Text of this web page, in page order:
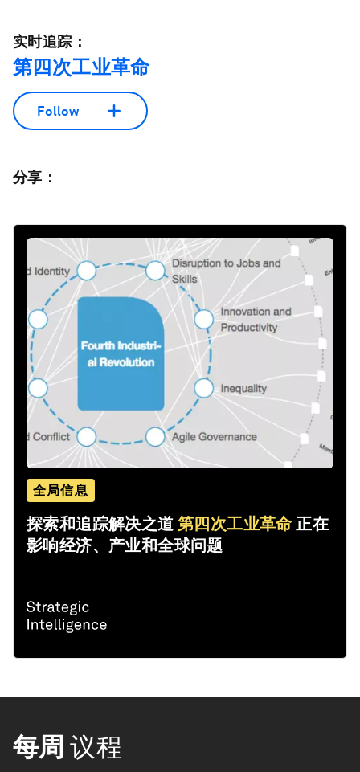
实时追踪：
第四次工业革命
Follow
分享：
全局信息
探索和追踪解决之道第四次工业革命正在
影响经济、产业和全球问题
每周 议程